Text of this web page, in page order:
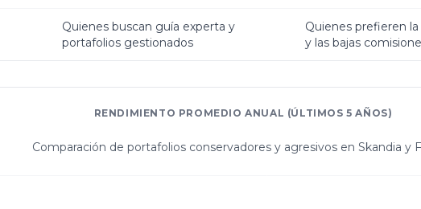
Quienes buscan guía experta y
portafolios gestionados
Quienes prefieren
y las bajas
RENDIMIENTO PROMEDIO ANUAL (ÚLTIMOS 5 AÑOS)
Comparación de portafolios conservadores y agresivos en Skandia y